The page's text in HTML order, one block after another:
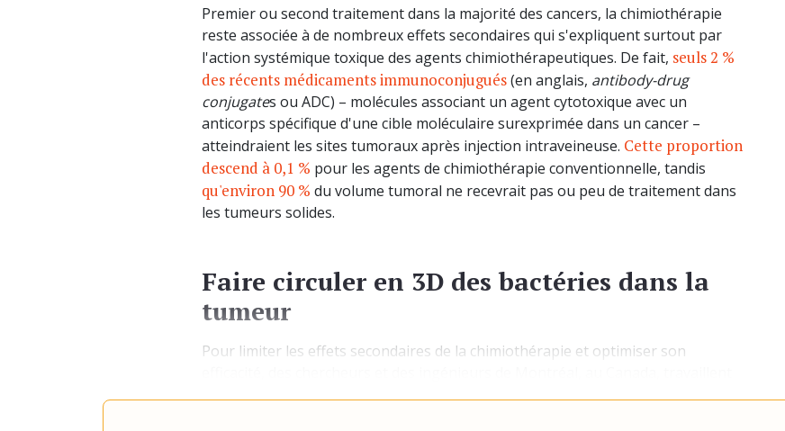
Premier ou second traitement dans la majorité des cancers, la chimiothérapie
reste associée à de nombreux effets secondaires qui s'expliquent surtout par
l'action systémique toxique des agents chimiothérapeutiques. De fait, seuls 2 %
des récents médicaments immunoconjugués(en anglais, antibody-drug
conjugates ou ADC) – molécules associant un agent cytotoxique avec un
anticorps spécifique d'une cible moléculaire surexprimée dans un cancer –
atteindraient les sites tumoraux après injection intraveineuse. Cette proportion
descend à 0,1 % pour les agents de chimiothérapie conventionnelle, tandis
qu'environ 90 % du volume tumoral ne recevrait pas ou peu de traitement dans
les tumeurs solides.
Faire circuler en 3D des bactéries dans la
tumeur
Pour limiter les effets secondaires de la chimiothérapie et optimiser son